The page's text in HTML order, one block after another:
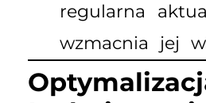
regularna
wzmacnia jej